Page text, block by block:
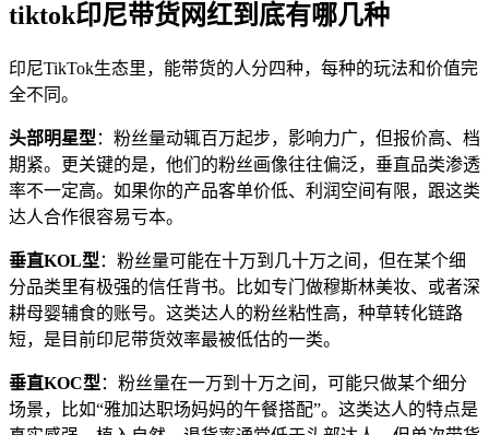
tiktok印尼带货网红到底有哪几种
印尼TikTok生态里，能带货的人分四种，每种的玩法和价值完
全不同。
头部明星型 ：粉丝量动辄百万起步，影响力广，但报价高、档
期紧。更关键的是，他们的粉丝画像往往偏泛，垂直品类渗透
率不一定高。如果你的产品客单价低、利润空间有限，跟这类
达人合作很容易亏本。
垂直KOL型 ：粉丝量可能在十万到几十万之间，但在某个细
分品类里有极强的信任背书。比如专门做穆斯林美妆、或者深
耕母婴辅食的账号。这类达人的粉丝粘性高，种草转化链路
短，是目前印尼带货效率最被低估的一类。
垂直KOC型 ：粉丝量在一万到十万之间，可能只做某个细分
场景，比如“雅加达职场妈妈的午餐搭配”。这类达人的特点是